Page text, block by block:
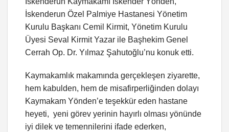
İskenderun Özel Palmiye Hastanesi Yönetim
Kurulu Başkanı Cemil Kirmit, Yönetim Kurulu
Üyesi Seval Kirmit Yazar ile Başhekim Genel
Cerrah Op. Dr. Yılmaz Şahutoğlu’nu konuk etti.
Kaymakamlık makamında gerçekleşen ziyarette,
hem kabulden, hem de misafirperliğinden dolayı
Kaymakam Yönden’e teşekkür eden hastane
heyeti, yeni görev yerinin hayırlı olması yönünde
iyi dilek ve temennilerini ifade ederken,